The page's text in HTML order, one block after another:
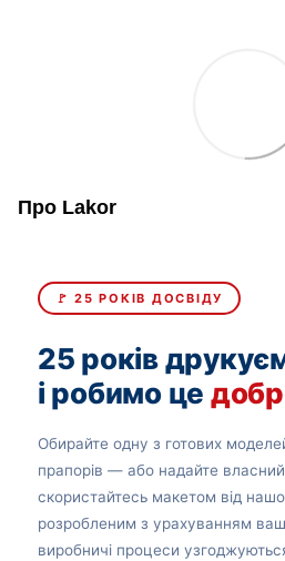
Про Lakor
🚩 25 РОКІВ ДОСВІДУ
25 років
і робимо це
Обирайте одну з готових
прапорів — або надайте
скористайтесь макетом від
розробленим з урахуванням
виробничі процеси